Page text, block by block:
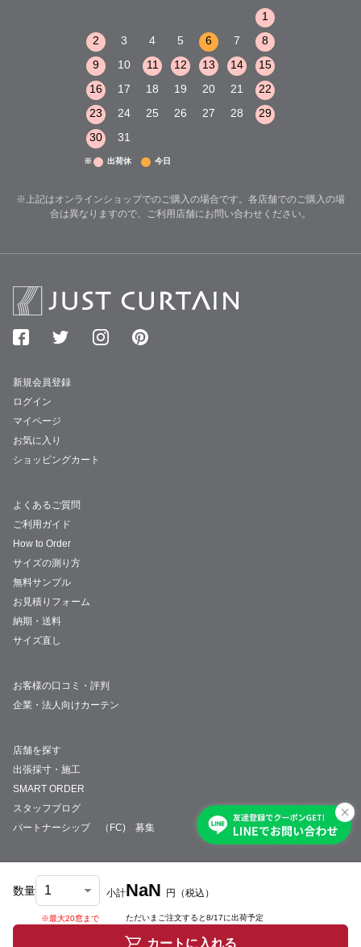
数量
※最大20窓まで
小計NaN 円 （税込）
ただいまご注文すると8/17に出荷予定
カートに入れる
1
2
3 4 5 6 7
8
9
10 11 12 13 14
15
16
17 18 19 20 21
22
23
24 25 26 27 28
29
30
31
※ 出荷休 今日
※上記はオンラインショップでのご購入の場合です。各店舗でのご購入の場
合は異なりますので、ご利用店舗にお問い合わせください。
新規会員登録
ログイン
マイページ
お気に入り
ショッピングカート
よくあるご質問
ご利用ガイド
How to Order
サイズの測り方
無料サンプル
お見積りフォーム
納期・送料
サイズ直し
お客様の口コミ・評判
企業・法人向けカーテン
店舗を探す
出張採寸・施工
SMART ORDER
スタッフブログ
パートナーシップ （FC) 募集
会社概要 採用情報特定商取引法について
© JUST CURTAIN